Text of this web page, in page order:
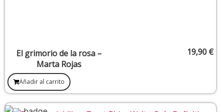
El grimorio de la rosa –
Marta Rojas
19,90 €
Añadir al carrito